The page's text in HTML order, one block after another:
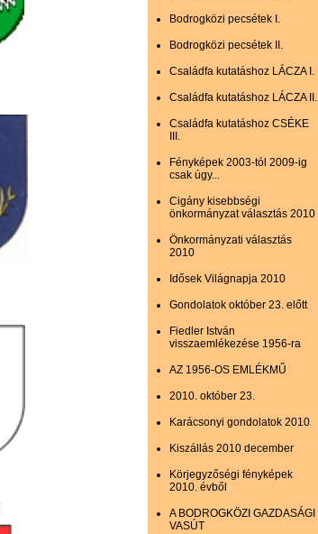
Bodrogközi pecsétek I.
Bodrogközi pecsétek II.
Családfa kutatáshoz LÁCZA I.
Családfa kutatáshoz LÁCZA II.
Családfa kutatáshoz CSÉKE
III.
Fényképek 2003-tól 2009-ig
csak úgy...
Cigány kisebbségi
önkormányzat választás 2010
Önkormányzati választás
2010
Idősek Világnapja 2010
Gondolatok október 23. előtt
Fiedler István
visszaemlékezése 1956-ra
AZ 1956-OS EMLÉKMŰ
2010. október 23.
Karácsonyi gondolatok 2010
Kiszállás 2010 december
Körjegyzőségi fényképek
2010. évből
A BODROGKÖZI GAZDASÁGI
VASÚT